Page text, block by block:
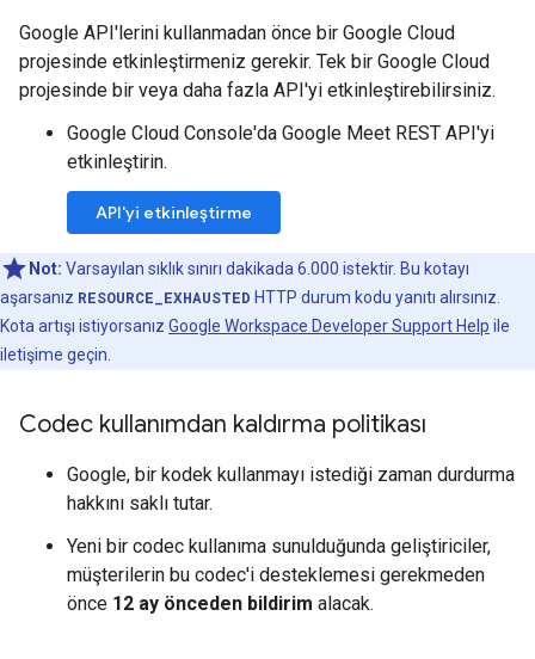
Google API'lerini kullanmadan önce bir Google Cloud
projesinde etkinleştirmeniz gerekir. Tek bir Google Cloud
projesinde bir veya daha fazla API'yi etkinleştirebilirsiniz.
Google Cloud Console'da Google Meet REST API'yi
etkinleştirin.
API'yi etkinleştirme
Not: Varsayılan sıklık sınırı dakikada 6.000 istektir. Bu kotayı
aşarsanız RESOURCE_EXHAUSTED HTTP durum kodu yanıtı alırsınız.
Kota artışı istiyorsanız Google Workspace Developer Support Help ile
iletişime geçin.
Codec kullanımdan kaldırma politikası
Google, bir kodek kullanmayı istediği zaman durdurma
hakkını saklı tutar.
Yeni bir codec kullanıma sunulduğunda geliştiriciler,
müşterilerin bu codec'i desteklemesi gerekmeden
önce 12 ay önceden bildirim alacak.